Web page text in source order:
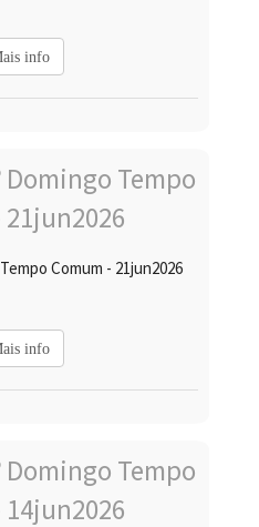
info
Comum - 21jun2026
info